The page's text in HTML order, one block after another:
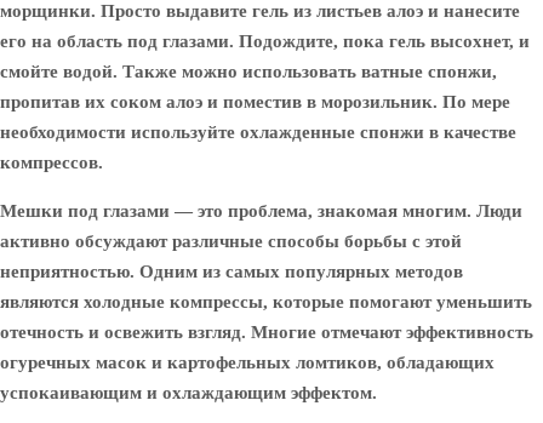
морщинки. Просто выдавите гель из листьев алоэ и нанесите
его на область под глазами. Подождите, пока гель высохнет, и
смойте водой. Также можно использовать ватные спонжи,
пропитав их соком алоэ и поместив в морозильник. По мере
необходимости используйте охлажденные спонжи в качестве
компрессов.
Мешки под глазами — это проблема, знакомая многим. Люди
активно обсуждают различные способы борьбы с этой
неприятностью. Одним из самых популярных методов
являются холодные компрессы, которые помогают уменьшить
отечность и освежить взгляд. Многие отмечают эффективность
огуречных масок и картофельных ломтиков, обладающих
успокаивающим и охлаждающим эффектом.